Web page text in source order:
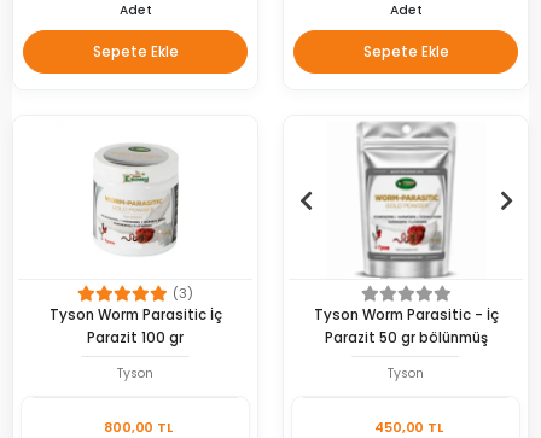
Adet
Sepete Ekle
Adet
Sepete Ekle
(3)
Tyson Worm Parasitic İç
Parazit 100 gr
Tyson
800,00 TL
Tyson Worm Parasitic - İç
Parazit 50 gr bölünmüş
Tyson
450,00 TL